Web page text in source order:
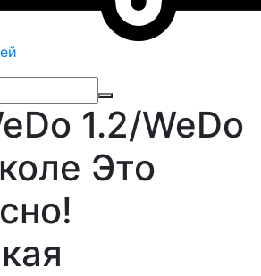
1.2/WeDo
Это